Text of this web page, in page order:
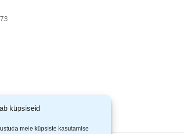
küpsiseid
meie küpsiste kasutamise